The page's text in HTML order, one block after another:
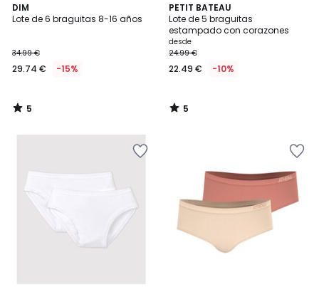
DIM
Lote de 6 braguitas 8-16 años
34.99 €
29.74 € -15%
5
/
5
/
PETIT BATEAU
Lote de 5 braguitas
estampado con corazones
desde
24.99 €
22.49 € -10%
5
/
5
5
/